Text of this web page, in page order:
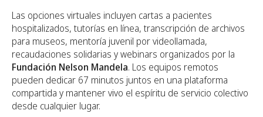
Las opciones virtuales incluyen cartas a pacientes
hospitalizados, tutorías en línea, transcripción de archivos
para museos, mentoría juvenil por videollamada,
recaudaciones solidarias y webinars organizados por la
Fundación Nelson Mandela. Los equipos remotos
pueden dedicar 67 minutos juntos en una plataforma
compartida y mantener vivo el espíritu de servicio colectivo
desde cualquier lugar.